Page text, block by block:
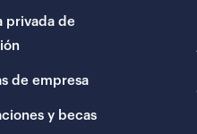
privada de
de empresa
y becas